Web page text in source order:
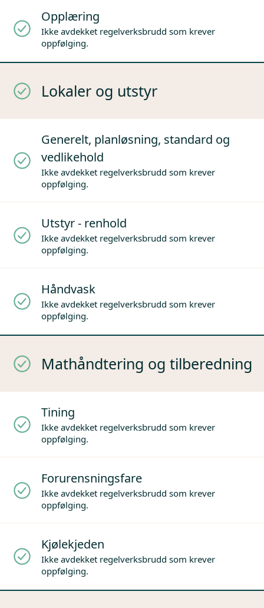
Opplæring
Ikke avdekket regelverksbrudd som krever
oppfølging.
Lokaler og utstyr
Generelt, planløsning, standard og
vedlikehold
Ikke avdekket regelverksbrudd som krever
oppfølging.
Utstyr - renhold
Ikke avdekket regelverksbrudd som krever
oppfølging.
Håndvask
Ikke avdekket regelverksbrudd som krever
oppfølging.
Mathåndtering og tilberedning
Tining
Ikke avdekket regelverksbrudd som krever
oppfølging.
Forurensningsfare
Ikke avdekket regelverksbrudd som krever
oppfølging.
Kjølekjeden
Ikke avdekket regelverksbrudd som krever
oppfølging.